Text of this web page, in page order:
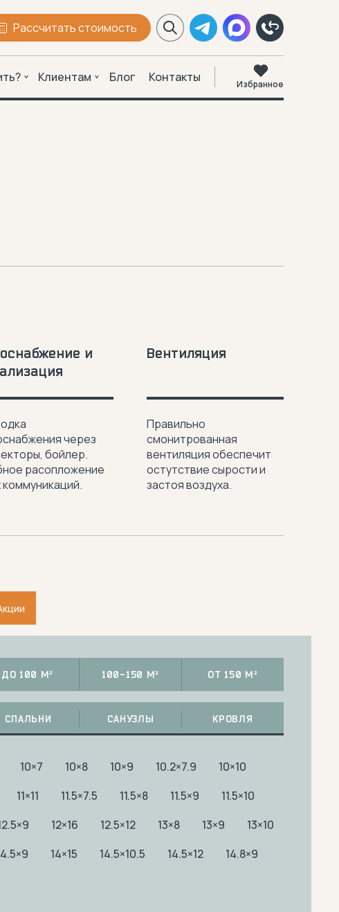
Рассчитать стоимость
Клиентам Блог Контакты Избранное
и
через
бойлер.
расопложение
коммуникаций.
Вентиляция
Правильно
смонитрованная
вентиляция обеспечит
остутствие сырости и
застоя воздуха.
ДО 100 М² 100-150 М² ОТ 150 М²
СПАЛЬНИ САНУЗЛЫ КРОВЛЯ
10×7 10×8 10×9 10.2×7.9
10×10
11×11 11.5×7.5 11.5×8 11.5×9
11.5×10
12×16 12.5×12 13×8 13×9
13×10
14×15 14.5×10.5 14.5×12
14.8×9